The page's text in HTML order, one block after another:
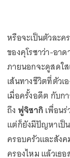
หรือจะเป็นตัวละ
ของคุโรซาว่า-อา
ภายนอกจะดูสดใ
เส้นทางชีวิตที่ตัวเ
เมื่อครั้งอดีต กับก
ถึง ฟูจิซากิ เพื่อน
แต่ก็ยังมีปัญหาเป็
ครอบครัวและสัง
ครองไหม แล้วเธ